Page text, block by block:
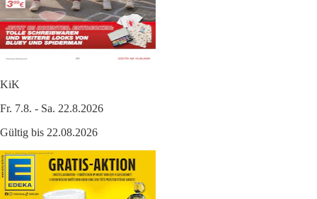
KiK
Fr. 7.8. - Sa. 22.8.2026
Gültig bis 22.08.2026